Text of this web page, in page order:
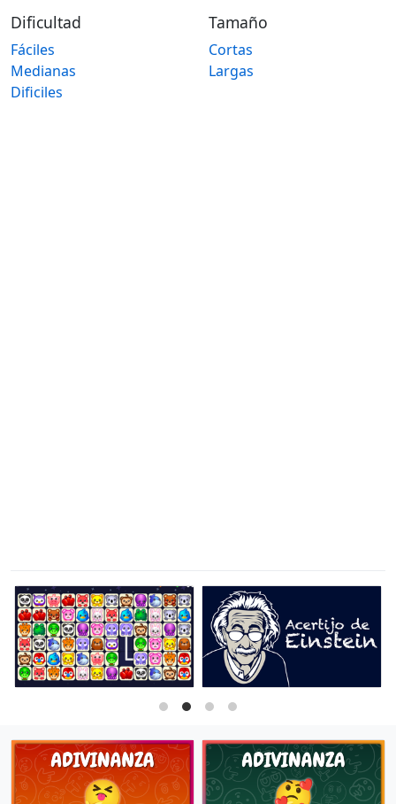
Dificultad
Fáciles
Medianas
Dificiles
Tamaño
Cortas
Largas